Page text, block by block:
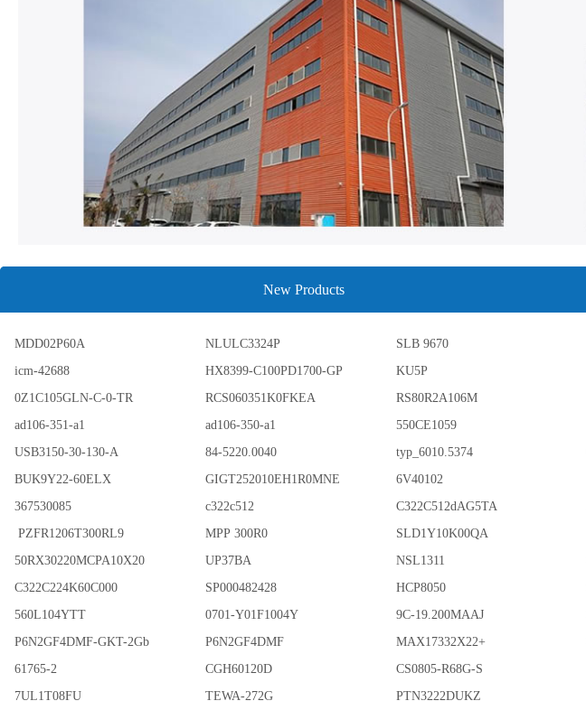
New Products
MDD02P60A NLULC3324P SLB 9670
icm-42688
HX8399-C100PD1700-GP KU5P
0Z1C105GLN-C-0-TR
RCS060351K0FKEA RS80R2A106M
ad106-351-a1
ad106-350-a1 550CE1059
USB3150-30-130-A
84-5220.0040 typ_6010.5374
BUK9Y22-60ELX
GIGT252010EH1R0MNE 6V40102
367530085
c322c512 C322C512dAG5TA
PZFR1206T300RL9
MPP 300R0 SLD1Y10K00QA
50RX30220MCPA10X20
UP37BA NSL1311
C322C224K60C000
SP000482428 HCP8050
560L104YTT
0701-Y01F1004Y 9C-19.200MAAJ
P6N2GF4DMF-GKT-2Gb
P6N2GF4DMF MAX17332X22+
61765-2
CGH60120D CS0805-R68G-S
7UL1T08FU
TEWA-272G PTN3222DUKZ